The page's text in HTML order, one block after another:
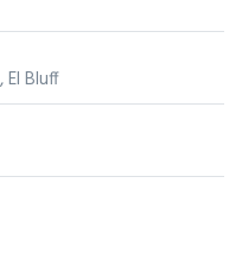
Bluff